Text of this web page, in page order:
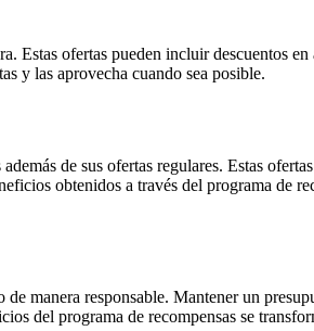
ofertas pueden incluir descuentos
y las aprovecha cuando sea posible.
de sus ofertas regulares. Estas
obtenidos a través del programa de
manera responsable. Mantener un
del programa de recompensas se